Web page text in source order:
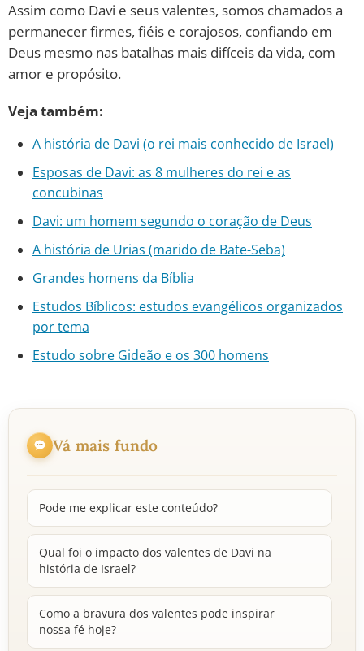
Assim como Davi e seus valentes, somos chamados a
permanecer firmes, fiéis e corajosos, confiando em
Deus mesmo nas batalhas mais difíceis da vida, com
amor e propósito.
Veja também:
A história de Davi (o rei mais conhecido de Israel)
Esposas de Davi: as 8 mulheres do rei e as
concubinas
Davi: um homem segundo o coração de Deus
A história de Urias (marido de Bate-Seba)
Grandes homens da Bíblia
Estudos Bíblicos: estudos evangélicos organizados
por tema
Estudo sobre Gideão e os 300 homens
Vá mais fundo
Pode me explicar este conteúdo?
Qual foi o impacto dos valentes de Davi na
história de Israel?
Como a bravura dos valentes pode inspirar
nossa fé hoje?